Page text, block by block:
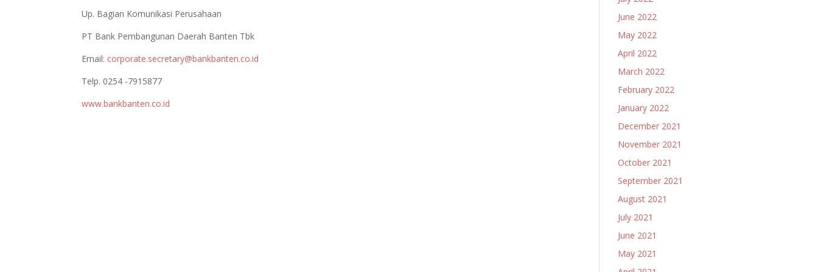
Up. Bagian Komunikasi Perusahaan
PT Bank Pembangunan Daerah Banten Tbk
Email: corporate.secretary@bankbanten.co.id
Telp. 0254 -7915877
www.bankbanten.co.id
June 2022
May 2022
April 2022
March 2022
February 2022
January 2022
December 2021
November 2021
October 2021
September 2021
August 2021
July 2021
June 2021
May 2021